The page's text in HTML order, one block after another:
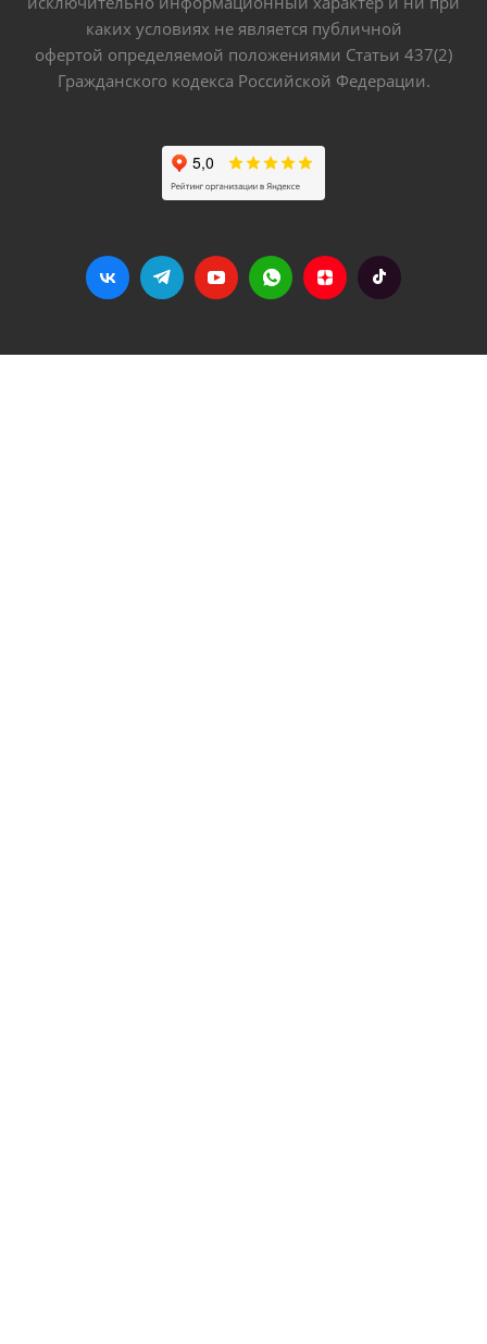
каких условиях не является публичной
офертой определяемой положениями Статьи 437(2)
Гражданского кодекса Российской Федерации.